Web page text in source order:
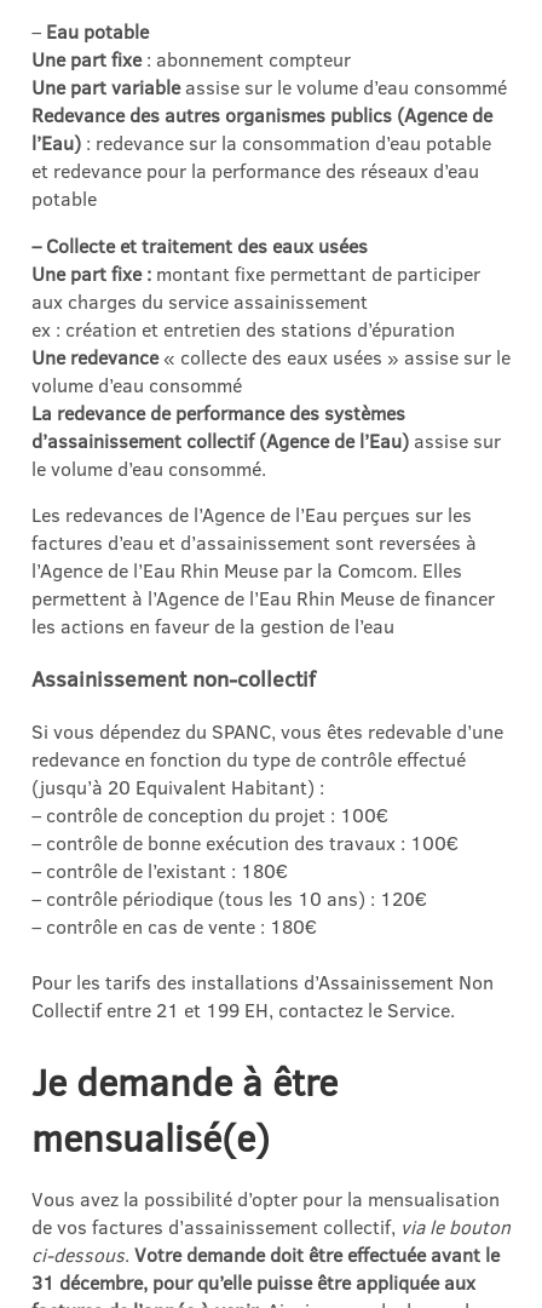
– Eau potable
Une part fixe: abonnement compteur
Une part variableassise sur le volume d’eau consommé
Redevance des autres organismes publics (Agence de
l’Eau) : redevance sur la consommation d’eau potable
et redevance pour la performance des réseaux d’eau
potable
– Collecte et traitement des eaux usées
Une part fixe : montant fixe permettant de participer
aux charges du service assainissement
ex : création et entretien des stations d’épuration
Une redevance« collecte des eaux usées » assise sur le
volume d’eau consommé
La redevance de performance des systèmes
d’assainissement collectif (Agence de l’Eau) assise sur
le volume d’eau consommé.
Les redevances de l’Agence de l’Eau perçues sur les
factures d’eau et d’assainissement sont reversées à
l’Agence de l’Eau Rhin Meuse par la Comcom. Elles
permettent à l’Agence de l’Eau Rhin Meuse de financer
les actions en faveur de la gestion de l’eau
Assainissement non-collectif
Si vous dépendez du SPANC, vous êtes redevable d’une
redevance en fonction du type de contrôle effectué
(jusqu’à 20 Equivalent Habitant) :
– contrôle de conception du projet : 100€
– contrôle de bonne exécution des travaux : 100€
– contrôle de l’existant : 180€
– contrôle périodique (tous les 10 ans) : 120€
– contrôle en cas de vente : 180€
Pour les tarifs des installations d’Assainissement Non
Collectif entre 21 et 199 EH, contactez le Service.
Je demande à être
mensualisé(e)
Vous avez la possibilité d’opter pour la mensualisation
de vos factures d’assainissement collectif, via le bouton
ci-dessous. Votre demande doit être effectuée avant le
31 décembre, pour qu’elle puisse être appliquée aux